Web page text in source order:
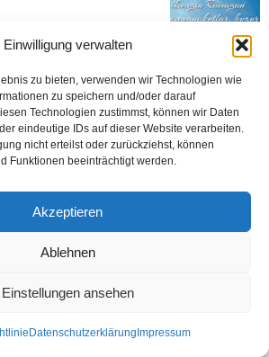
Einwilligung verwalten
zu bieten, verwenden wir Technologien wie
zu speichern und/oder darauf
Technologien zustimmst, können wir Daten
eindeutige IDs auf dieser Website verarbeiten.
nicht erteilst oder zurückziehst, können
Funktionen beeinträchtigt werden.
Akzeptieren
Ablehnen
Einstellungen ansehen
Datenschutzerklärung Impressum
Datenschutzerklärung
Impressum
Öztürk Gazetesi 1986 – 2026